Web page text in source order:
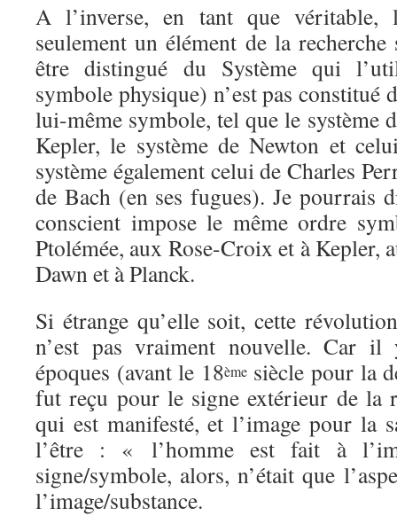
A l’inverse, en tant que véritable,
seulement un élément de la
être distingué du Système qui
symbole physique) n’est pas constitué
lui-même symbole, tel que le système
Kepler, le système de Newton et
système également celui de Charles
de Bach (en ses fugues). Je pourrais
conscient impose le même ordre
Ptolémée, aux Rose-Croix et à Kepler,
Dawn et à Planck.
Si étrange qu’elle soit, cette
n’est pas vraiment nouvelle. Car il
époques (avant le 18èmesiècle pour la
fut reçu pour le signe extérieur de la
qui est manifesté, et l’image pour la
l’être : « l’homme est fait à
signe/symbole, alors, n’était que
l’image/substance.